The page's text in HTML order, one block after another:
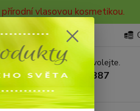
vlasovou kosmetikou.
Nevíte si rady? Zavolejte.
+420 606 912 887
9-18:00 hod.